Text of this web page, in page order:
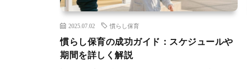
2025.07.02 慣らし保育
慣らし保育の成功ガイド：スケジュールや
期間を詳しく解説